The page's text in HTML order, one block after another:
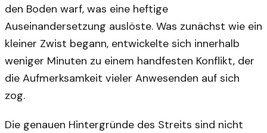
den Boden warf, was eine heftige
Auseinandersetzung auslöste. Was zunächst wie ein
kleiner Zwist begann, entwickelte sich innerhalb
weniger Minuten zu einem handfesten Konflikt, der
die Aufmerksamkeit vieler Anwesenden auf sich
zog.
Die genauen Hintergründe des Streits sind nicht